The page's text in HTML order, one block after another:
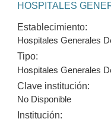
HOSPITALES
Establecimiento:
Hospitales Generales
Tipo:
Hospitales Generales
Clave institución:
No Disponible
Institución: